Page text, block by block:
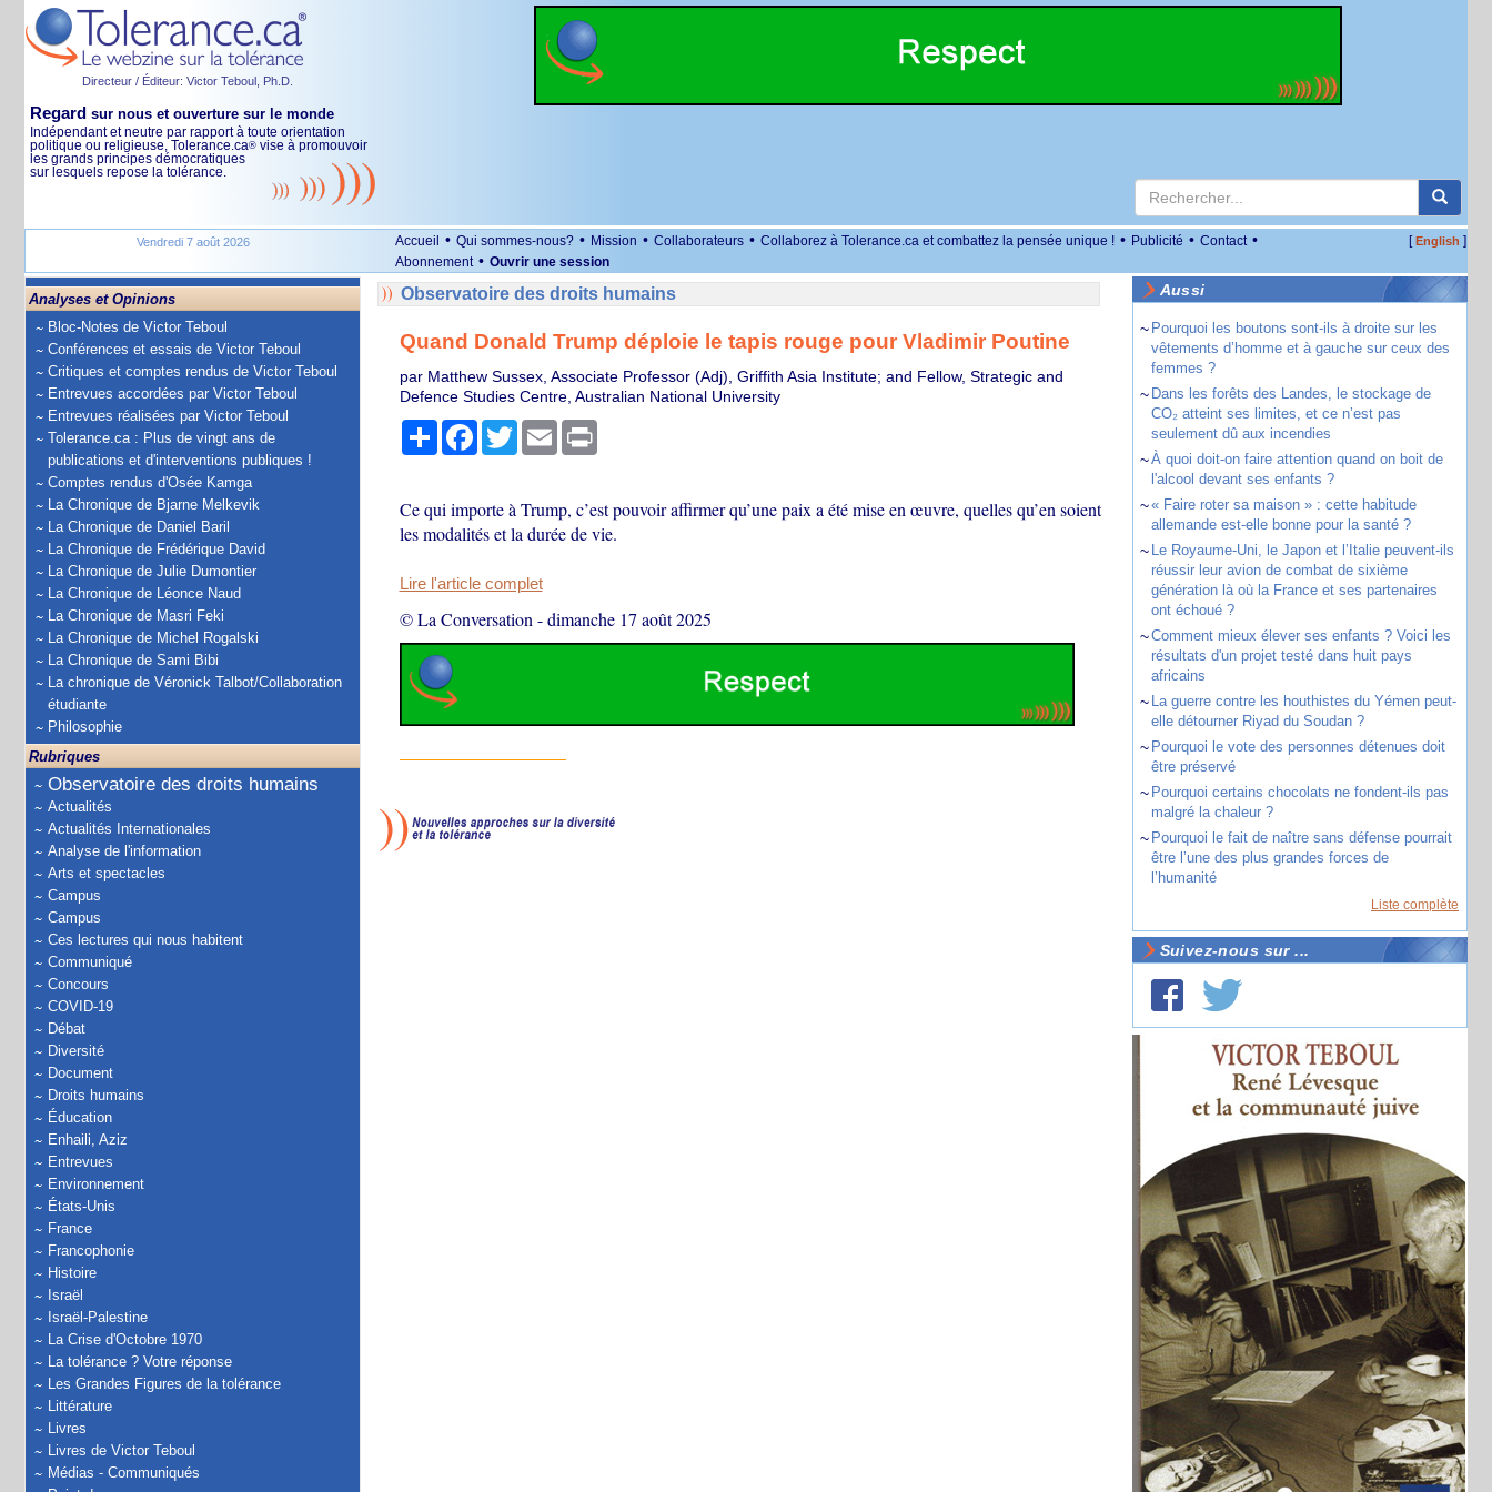
Directeur / Éditeur: Victor Teboul, Ph.D.
Regard sur nous et ouverture sur le monde
Indépendant et neutre par rapport à toute orientation
politique ou religieuse, Tolerance.ca® vise à promouvoir
les grands principes démocratiques
sur lesquels repose la tolérance.
Vendredi 7 août 2026 Accueil • Qui sommes-nous? • Mission • Collaborateurs • Collaborez à Tolerance.ca et combattez la pensée unique ! • Publicité • Contact •
Abonnement • Ouvrir une session
[English ]
Analyses et Opinions
Bloc-Notes de Victor Teboul
Conférences et essais de Victor Teboul
Critiques et comptes rendus de Victor Teboul
Entrevues accordées par Victor Teboul
Entrevues réalisées par Victor Teboul
Tolerance.ca : Plus de vingt ans de
publications et d'interventions publiques !
Comptes rendus d'Osée Kamga
La Chronique de Bjarne Melkevik
La Chronique de Daniel Baril
La Chronique de Frédérique David
La Chronique de Julie Dumontier
La Chronique de Léonce Naud
La Chronique de Masri Feki
La Chronique de Michel Rogalski
La Chronique de Sami Bibi
La chronique de Véronick Talbot/Collaboration
étudiante
Philosophie
Rubriques
Observatoire des droits humains
Actualités
Actualités Internationales
Analyse de l'information
Arts et spectacles
Campus
Campus
Ces lectures qui nous habitent
Communiqué
Concours
COVID-19
Débat
Diversité
Document
Droits humains
Éducation
Enhaili, Aziz
Entrevues
Environnement
États-Unis
France
Francophonie
Histoire
Israël
Israël-Palestine
La Crise d'Octobre 1970
La tolérance ? Votre réponse
Les Grandes Figures de la tolérance
Littérature
Livres
Livres de Victor Teboul
Médias - Communiqués
Observatoire des droits humains
Quand Donald Trump déploie le tapis rouge pour Vladimir Poutine
par Matthew Sussex, Associate Professor (Adj), Griffith Asia Institute; and Fellow, Strategic and
Defence Studies Centre, Australian National University
PartagerFacebook
TwitterEmail Print
Ce qui importe à Trump, c’est pouvoir affirmer qu’une paix a été mise en œuvre, quelles qu’en soient
les modalités et la durée de vie.
Lire l'article complet
© La Conversation -dimanche 17 août 2025
Aussi
~ Pourquoi les boutons sont-ils à droite sur les
vêtements d’homme et à gauche sur ceux des
femmes ?
~ Dans les forêts des Landes, le stockage de
CO₂ atteint ses limites, et ce n’est pas
seulement dû aux incendies
~À quoi doit-on faire attention quand on boit de
l'alcool devant ses enfants ?
~« Faire roter sa maison » : cette habitude
allemande est-elle bonne pour la santé ?
~ Le Royaume-Uni, le Japon et l’Italie peuvent-ils
réussir leur avion de combat de sixième
génération là où la France et ses partenaires
ont échoué ?
~Comment mieux élever ses enfants ? Voici les
résultats d'un projet testé dans huit pays
africains
~ La guerre contre les houthistes du Yémen peut-
elle détourner Riyad du Soudan ?
~ Pourquoi le vote des personnes détenues doit
être préservé
~ Pourquoi certains chocolats ne fondent-ils pas
malgré la chaleur ?
~ Pourquoi le fait de naître sans défense pourrait
être l’une des plus grandes forces de
l’humanité
Liste complète
Suivez-nous sur ...